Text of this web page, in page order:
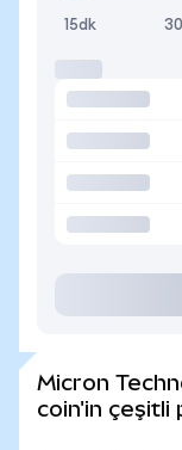
15dk
Micron
coin'in çeşitli